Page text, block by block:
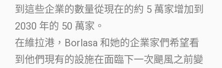
到這些企業的數量從現在的約 5 萬家增加到
2030 年的 50 萬家。
在維拉港，Borlasa 和她的企業家們希望看
到他們現有的設施在面臨下一次颶風之前變